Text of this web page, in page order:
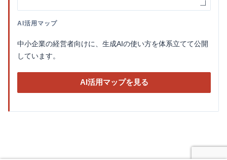
AI活用マップ
中小企業の経営者向けに、生成AIの使い方を体系立てて公開
しています。
AI活用マップを見る